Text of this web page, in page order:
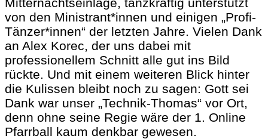
von den Ministrant*innen und einigen „Profi-
Tänzer*innen“ der letzten Jahre. Vielen Dank
an Alex Korec, der uns dabei mit
professionellem Schnitt alle gut ins Bild
rückte. Und mit einem weiteren Blick hinter
die Kulissen bleibt noch zu sagen: Gott sei
Dank war unser „Technik-Thomas“ vor Ort,
denn ohne seine Regie wäre der 1. Online
Pfarrball kaum denkbar gewesen.